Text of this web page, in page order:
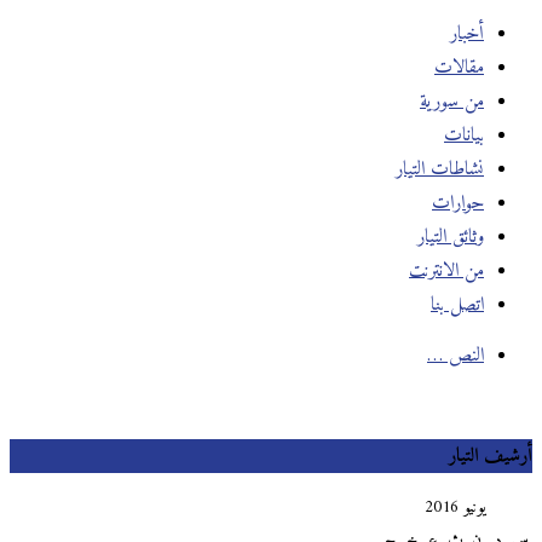
أخبار
مقالات
من سورية
بيانات
نشاطات التيار
حوارات
وثائق التيار
من الانترنت
اتصل بنا
النص …
التيار
يونيو 2016